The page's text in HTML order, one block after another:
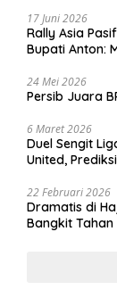
17 Juni 2026
Rally Asia
Bupati Anton:
24 Mei 2026
Persib Juara
6 Maret 2026
Duel Sengit
United,
22 Februari 2026
Dramatis di
Bangkit